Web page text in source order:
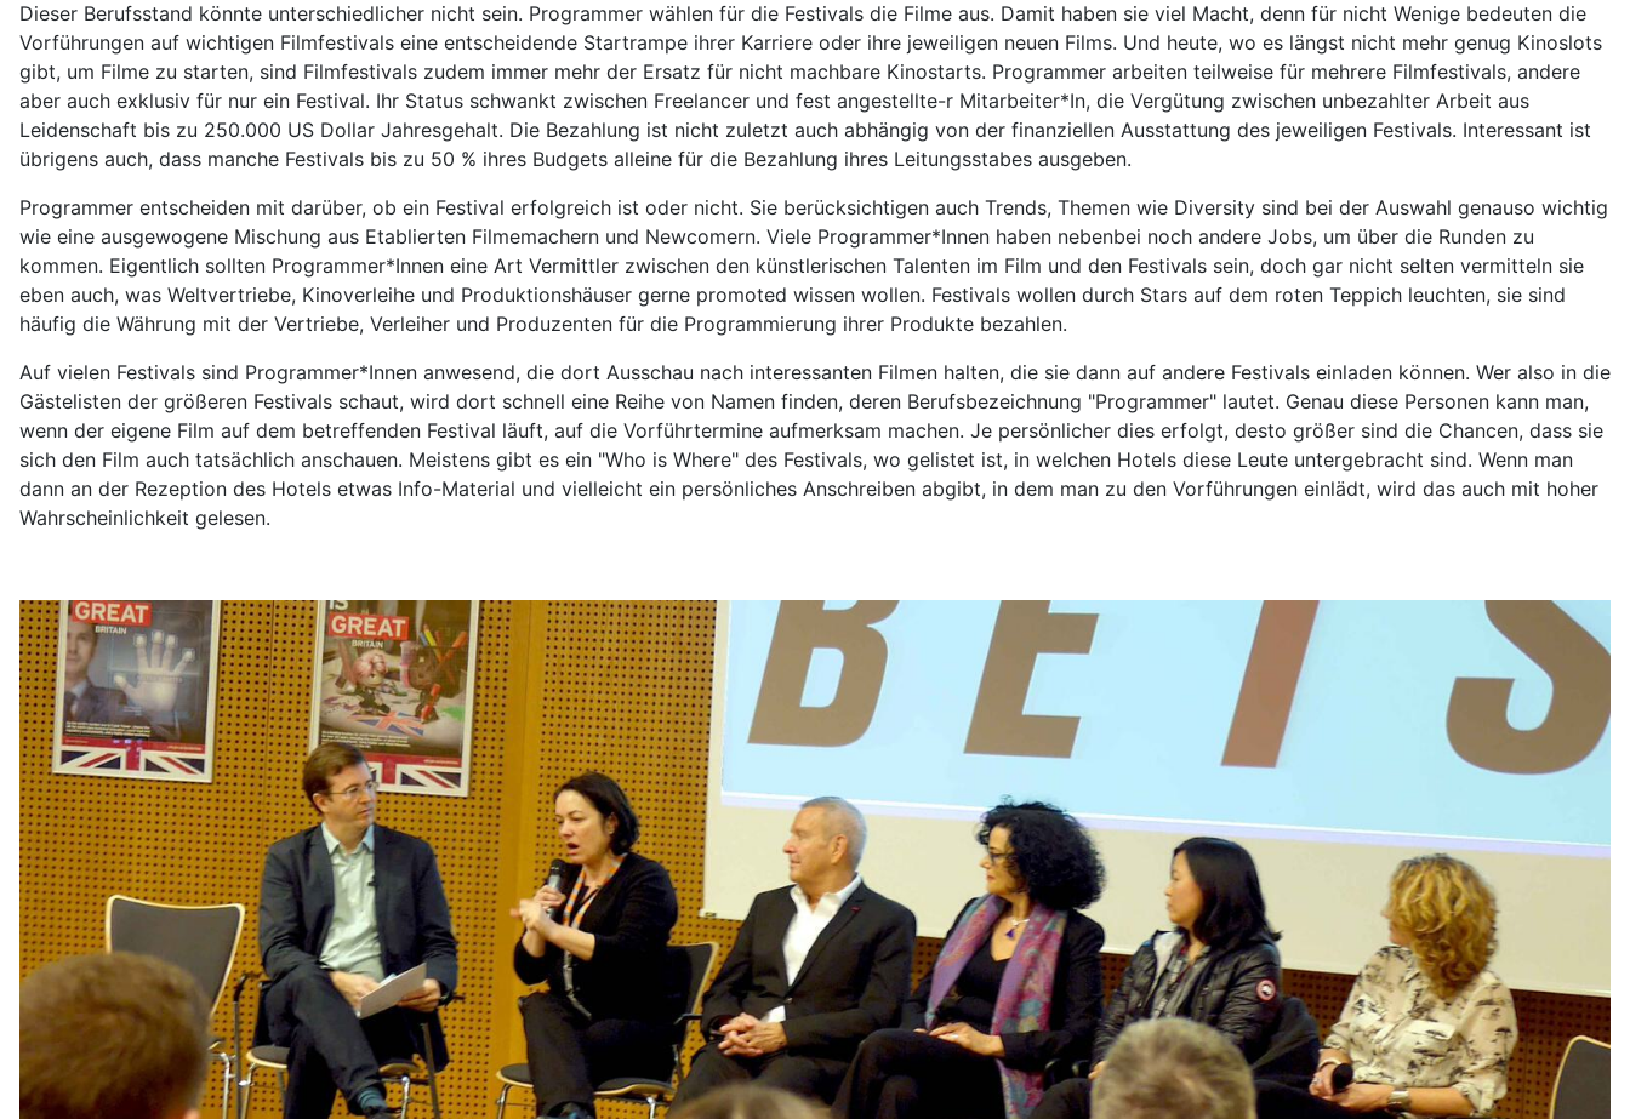
Dieser Berufsstand könnte unterschiedlicher nicht sein. Programmer wählen für die Festivals die Filme aus. Damit haben sie viel Macht, denn für nicht Wenige bedeuten die
Vorführungen auf wichtigen Filmfestivals eine entscheidende Startrampe ihrer Karriere oder ihre jeweiligen neuen Films. Und heute, wo es längst nicht mehr genug Kinoslots
gibt, um Filme zu starten, sind Filmfestivals zudem immer mehr der Ersatz für nicht machbare Kinostarts. Programmer arbeiten teilweise für mehrere Filmfestivals, andere
aber auch exklusiv für nur ein Festival. Ihr Status schwankt zwischen Freelancer und fest angestellte-r Mitarbeiter*In, die Vergütung zwischen unbezahlter Arbeit aus
Leidenschaft bis zu 250.000 US Dollar Jahresgehalt. Die Bezahlung ist nicht zuletzt auch abhängig von der finanziellen Ausstattung des jeweiligen Festivals. Interessant ist
übrigens auch, dass manche Festivals bis zu 50 % ihres Budgets alleine für die Bezahlung ihres Leitungsstabes ausgeben.
Programmer entscheiden mit darüber, ob ein Festival erfolgreich ist oder nicht. Sie berücksichtigen auch Trends, Themen wie Diversity sind bei der Auswahl genauso wichtig
wie eine ausgewogene Mischung aus Etablierten Filmemachern und Newcomern. Viele Programmer*Innen haben nebenbei noch andere Jobs, um über die Runden zu
kommen. Eigentlich sollten Programmer*Innen eine Art Vermittler zwischen den künstlerischen Talenten im Film und den Festivals sein, doch gar nicht selten vermitteln sie
eben auch, was Weltvertriebe, Kinoverleihe und Produktionshäuser gerne promoted wissen wollen. Festivals wollen durch Stars auf dem roten Teppich leuchten, sie sind
häufig die Währung mit der Vertriebe, Verleiher und Produzenten für die Programmierung ihrer Produkte bezahlen.
Auf vielen Festivals sind Programmer*Innen anwesend, die dort Ausschau nach interessanten Filmen halten, die sie dann auf andere Festivals einladen können. Wer also in die
Gästelisten der größeren Festivals schaut, wird dort schnell eine Reihe von Namen finden, deren Berufsbezeichnung "Programmer" lautet. Genau diese Personen kann man,
wenn der eigene Film auf dem betreffenden Festival läuft, auf die Vorführtermine aufmerksam machen. Je persönlicher dies erfolgt, desto größer sind die Chancen, dass sie
sich den Film auch tatsächlich anschauen. Meistens gibt es ein "Who is Where" des Festivals, wo gelistet ist, in welchen Hotels diese Leute untergebracht sind. Wenn man
dann an der Rezeption des Hotels etwas Info-Material und vielleicht ein persönliches Anschreiben abgibt, in dem man zu den Vorführungen einlädt, wird das auch mit hoher
Wahrscheinlichkeit gelesen.